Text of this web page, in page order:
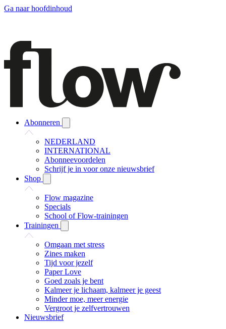
Ga naar hoofdinhoud
Abonneren
NEDERLAND
INTERNATIONAL
Abonneevoordelen
Schrijf je in voor onze nieuwsbrief
Shop
Flow magazine
Specials
School of Flow-trainingen
Trainingen
Omgaan met stress
Zines maken
Tijd voor jezelf
Paper Love
Goed zoals je bent
Kalmeer je lichaam, kalmeer je geest
Minder moe, meer energie
Vergroot je zelfvertrouwen
Nieuwsbrief